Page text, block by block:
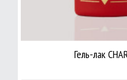
Гель-лак